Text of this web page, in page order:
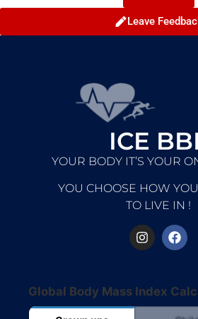
Leave
ICE
YOUR BODY IT’S YOUR
YOU CHOOSE HOW
TO LIVE IN !
Global Body Mass Index